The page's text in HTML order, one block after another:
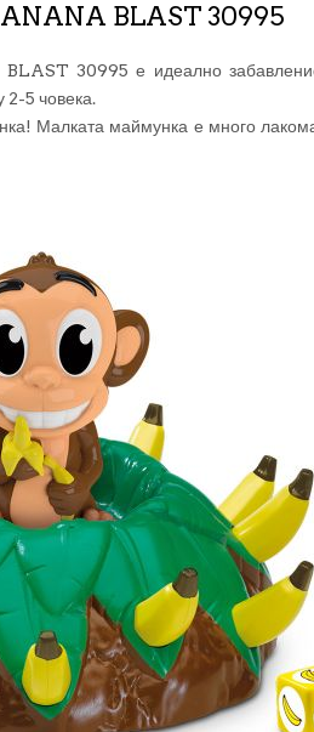
BLAST 30995
30995 е идеално
2-5 човека.
Малката маймунка е много